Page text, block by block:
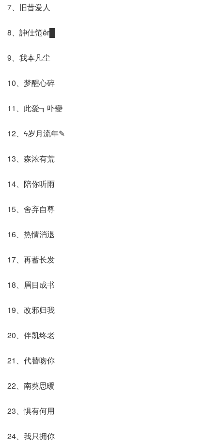
7、旧昔爱人
8、訷仕笵êr█
9、我本凡尘
10、梦醒心碎
11、此愛┒卟變
12、ϟ岁月流年✎
13、森浓有荒
14、陪你听雨
15、舍弃自尊
16、热情消退
17、再蓄长发
18、眉目成书
19、改邪归我
20、伴凯终老
21、代替吻你
22、南葵思暖
23、惧有何用
24、我只拥你